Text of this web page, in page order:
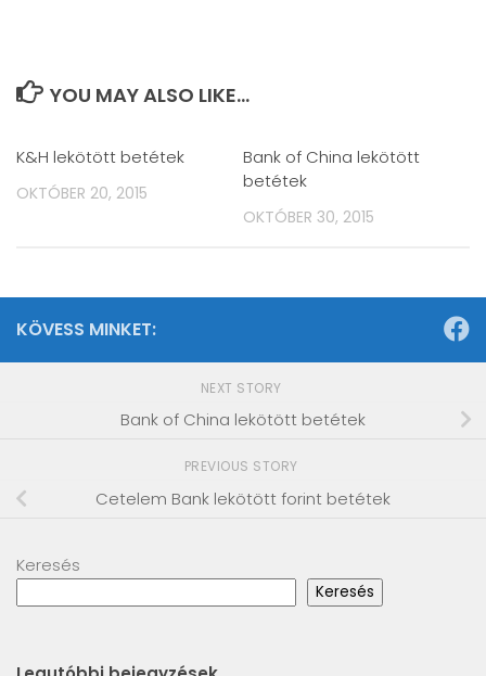
YOU MAY ALSO LIKE...
K&H lekötött betétek
OKTÓBER 20, 2015
Bank of China lekötött
betétek
OKTÓBER 30, 2015
KÖVESS MINKET:
NEXT STORY
Bank of China lekötött betétek
PREVIOUS STORY
Cetelem Bank lekötött forint betétek
Keresés
Keresés